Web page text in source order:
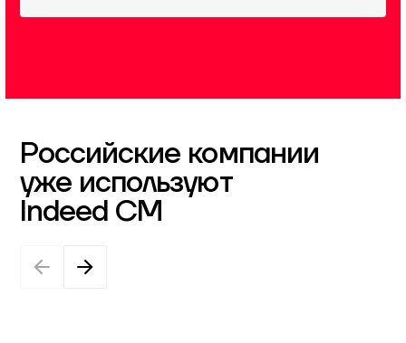
Российские компании
уже используют
Indeed CM